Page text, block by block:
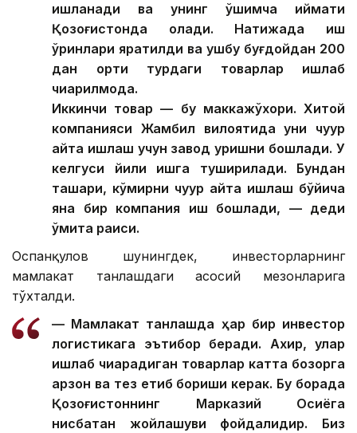
ишланади ва унинг қўшимча қиймати
Қозоғистонда қолади. Натижада иш
ўринлари яратилди ва ушбу буғдойдан 200
дан ортиқ турдаги товарлар ишлаб
чиқарилмоқда.
Иккинчи товар — бу маккажўхори. Хитой
компанияси Жамбил вилоятида уни чуқур
қайта ишлаш учун завод қуришни бошлади. У
келгуси йили ишга туширилади. Бундан
ташқари, кўмирни чуқур қайта ишлаш бўйича
яна бир компания иш бошлади, — деди
қўмита раиси.
Оспанқулов шунингдек, инвесторларнинг
мамлакат танлашдаги асосий мезонларига
тўхталди.
— Мамлакат танлашда ҳар бир инвестор
логистикага эътибор беради. Ахир, улар
ишлаб чиқарадиган товарлар катта бозорга
арзон ва тез етиб бориши керак. Бу борада
Қозоғистоннинг Марказий Осиёга
нисбатан жойлашуви фойдалидир. Биз